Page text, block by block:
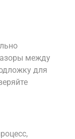
между
для